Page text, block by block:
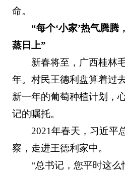
命。
“每个‘小家’热气腾腾
蒸日上”
新春将至，广西桂林
年。村民王德利盘算着过
新一年的葡萄种植计划，
记的嘱托。
2021年春天，习近平
察，走进王德利家中。
“总书记，您平时这